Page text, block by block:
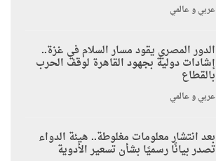
عربي و عالمي
الدور المصري يقود مسار السلام في غزة..
إشادات دولية بجهود القاهرة لوقف الحرب
بالقطاع
عربي و عالمي
بعد انتشار معلومات مغلوطة.. هيئة الدواء
تصدر بيانًا رسميًا بشأن تسعير الأدوية